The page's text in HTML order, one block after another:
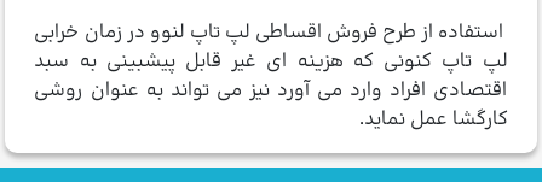
استفاده از طرح فروش اقساطی لپ تاپ لنوو در زمان خرابی
لپ تاپ کنونی که هزینه ای غیر قابل پیش­بینی به سبد
اقتصادی افراد وارد می ­آورد نیز می تواند به عنوان روشی
کارگشا عمل نماید.